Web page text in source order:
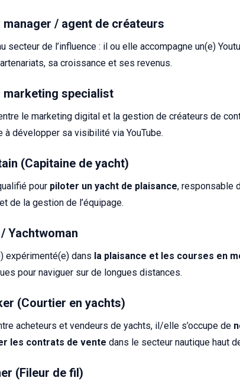
manager / agent de créateurs
secteur de l’influence : il ou elle accompagne un(e)
sa croissance et ses revenus.
marketing specialist
le marketing digital et la gestion de créateurs de
à développer sa visibilité via YouTube.
(Capitaine de yacht)
pour piloter un yacht de plaisance, responsable
de la gestion de l’équipage.
Yachtwoman
expérimenté(e) dans la plaisance et les courses en
pour naviguer sur de longues distances.
(Courtier en yachts)
acheteurs et vendeurs de yachts, il/elle s’occupe de
les contrats de vente dans le secteur nautique haut
(Fileur de fil)